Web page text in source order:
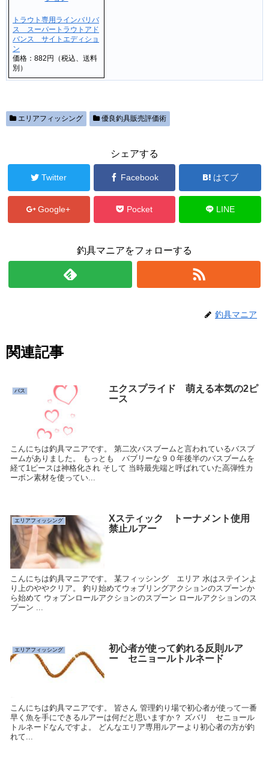
トラウト専用ラインバリバ
ス スーパートラウトアド
バンス サイトエディショ
ン
価格：882円（税込、送料
別）
エリアフィッシング 優良釣具販売評価術
シェアする
Twitter Facebook はてブ
Google+ Pocket LINE
釣具マニアをフォローする
釣具マニア
関連記事
バス
エクスプライド 萌える本気の2ピ
ース
こんにちは釣具マニアです。 第二次バスブームと言われているバスブ
ームがありました。 もっとも バブリーな９０年後半のバスブームを
経て1ピースは神格化され そして 当時最先端と呼ばれていた高弾性カ
ーボン素材を使ってい...
エリアフィッシング
Xスティック トーナメント使用
禁止ルアー
こんにちは釣具マニアです。 某フィッシング エリア 水はステインよ
り上のややクリア。 釣り始めてウォブリングアクションのスプーンか
ら始めて ウォブンロールアクションのスプーン ロールアクションのス
プーン ...
エリアフィッシング
初心者が使って釣れる反則ルア
ー セニョールトルネード
こんにちは釣具マニアです。 皆さん 管理釣り場で初心者が使って一番
早く魚を手にできるルアーは何だと思いますか？ ズバリ セニョール
トルネードなんですよ。 どんなエリア専用ルアーより初心者の方が釣
れて...